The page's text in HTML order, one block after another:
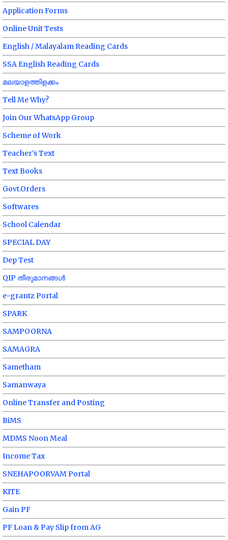
Application Forms
Online Unit Tests
English / Malayalam Reading Cards
SSA English Reading Cards
മലയാളത്തിളക്കം
Tell Me Why?
Join Our WhatsApp Group
Scheme of Work
Teacher's Text
Text Books
Govt.Orders
Softwares
School Calendar
SPECIAL DAY
Dep Test
QIP തീരുമാനങ്ങൾ
e-grantz Portal
SPARK
SAMPOORNA
SAMAGRA
Sametham
Samanwaya
Online Transfer and Posting
BiMS
MDMS Noon Meal
Income Tax
SNEHAPOORVAM Portal
KITE
Gain PF
PF Loan & Pay Slip from AG